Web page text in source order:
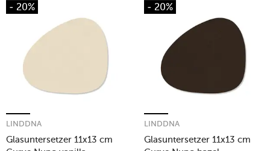
- 20%
Glasuntersetzer 11x13 cm
LINDDNA
- 20%
Glasuntersetzer 11x13 cm
LINDDNA